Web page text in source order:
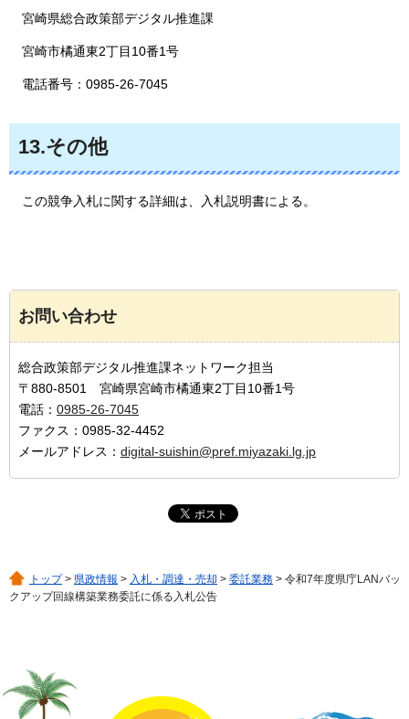
宮崎県総合政策部デジタル推進課
宮崎市橘通東2丁目10番1号
電話番号：0985-26-7045
13.その他
この競争入札に関する詳細は、入札説明書による。
お問い合わせ
総合政策部デジタル推進課ネットワーク担当
〒880-8501 宮崎県宮崎市橘通東2丁目10番1号
電話： 0985-26-7045
ファクス：0985-32-4452
メールアドレス： digital-suishin@pref.miyazaki.lg.jp
トップ> 県政情報 > 入札・調達・売却 > 委託業務 > 令和7年度県庁LANバッ
クアップ回線構築業務委託に係る入札公告